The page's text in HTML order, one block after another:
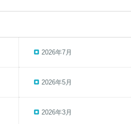
2026年7月
2026年5月
2026年3月